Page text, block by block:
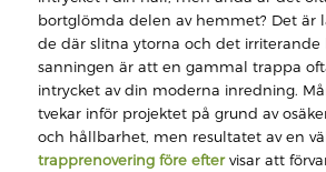
bortglömda delen av hemmet? Det är
de där slitna ytorna och det irriterande
sanningen är att en gammal trappa
intrycket av din moderna inredning.
tvekar inför projektet på grund av
och hållbarhet, men resultatet av en
trapprenovering före eftervisar att